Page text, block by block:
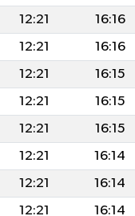
12:21 16:16
12:21 16:16
12:21 16:15
12:21 16:15
12:21 16:15
12:21 16:14
12:21 16:14
12:21 16:14